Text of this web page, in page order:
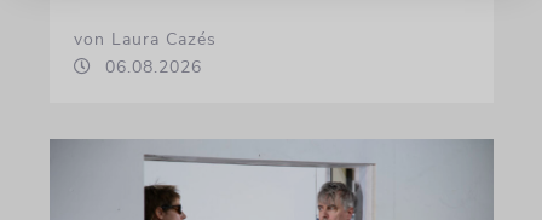
von Laura Cazés
06.08.2026